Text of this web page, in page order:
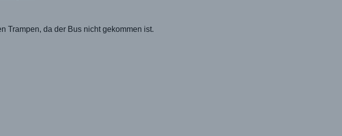
Trampen, da der Bus nicht gekommen ist.